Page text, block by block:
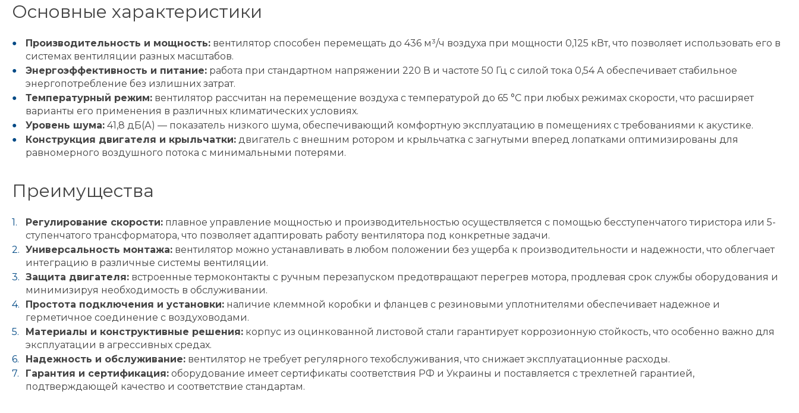
Основные характеристики
Производительность и мощность:вентилятор способен перемещать до 436 м³/ч воздуха при мощности 0,125 кВт, что позволяет использовать его в
системах вентиляции разных масштабов.
Энергоэффективность и питание:работа при стандартном напряжении 220 В и частоте 50 Гц с силой тока 0,54 А обеспечивает стабильное
энергопотребление без излишних затрат.
Температурный режим:вентилятор рассчитан на перемещение воздуха с температурой до 65 °C при любых режимах скорости, что расширяет
варианты его применения в различных климатических условиях.
Уровень шума:41,8 дБ(А) — показатель низкого шума, обеспечивающий комфортную эксплуатацию в помещениях с требованиями к акустике.
Конструкция двигателя и крыльчатки:двигатель с внешним ротором и крыльчатка с загнутыми вперед лопатками оптимизированы для
равномерного воздушного потока с минимальными потерями.
Преимущества
Регулирование скорости:плавное управление мощностью и производительностью осуществляется с помощью бесступенчатого тиристора или 5-
ступенчатого трансформатора, что позволяет адаптировать работу вентилятора под конкретные задачи.
Универсальность монтажа:вентилятор можно устанавливать в любом положении без ущерба к производительности и надежности, что облегчает
интеграцию в различные системы вентиляции.
Защита двигателя:встроенные термоконтакты с ручным перезапуском предотвращают перегрев мотора, продлевая срок службы оборудования и
минимизируя необходимость в обслуживании.
Простота подключения и установки:наличие клеммной коробки и фланцев с резиновыми уплотнителями обеспечивает надежное и
герметичное соединение с воздуховодами.
Материалы и конструктивные решения:корпус из оцинкованной листовой стали гарантирует коррозионную стойкость, что особенно важно для
эксплуатации в агрессивных средах.
Надежность и обслуживание:вентилятор не требует регулярного техобслуживания, что снижает эксплуатационные расходы.
Гарантия и сертификация:оборудование имеет сертификаты соответствия РФ и Украины и поставляется с трехлетней гарантией,
подтверждающей качество и соответствие стандартам.